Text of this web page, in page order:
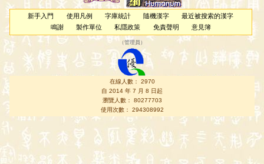
新手入門 使用凡例 字庫統計 隨機漢字
最近被搜索的漢字
鳴謝
製作單位 私隱政策 免責聲明 意見簿
（管理員 ）
在線人數： 2970
自 2014 年 7 月 8 日起
瀏覽人數： 80277703
使用次數： 294308992